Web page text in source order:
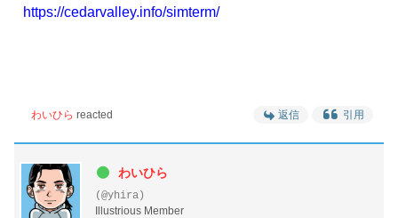
https://cedarvalley.info/simterm/
わいひら reacted 返信 引用
わいひら
(@yhira)
Illustrious Member